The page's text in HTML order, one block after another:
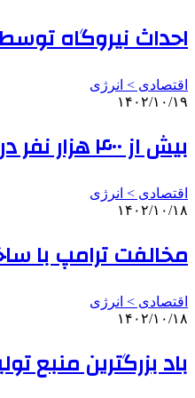
احداث نیروگاه
اقتصادی > انرژی
۱۴۰۲/۱۰/۱۹
بیش از ۴۰۰ هزار نفر در کالیفرنیا بدون برق ماندند
اقتصادی > انرژی
۱۴۰۲/۱۰/۱۸
مخالفت ترامپ با
اقتصادی > انرژی
۱۴۰۲/۱۰/۱۸
باد بزرگترین منبع